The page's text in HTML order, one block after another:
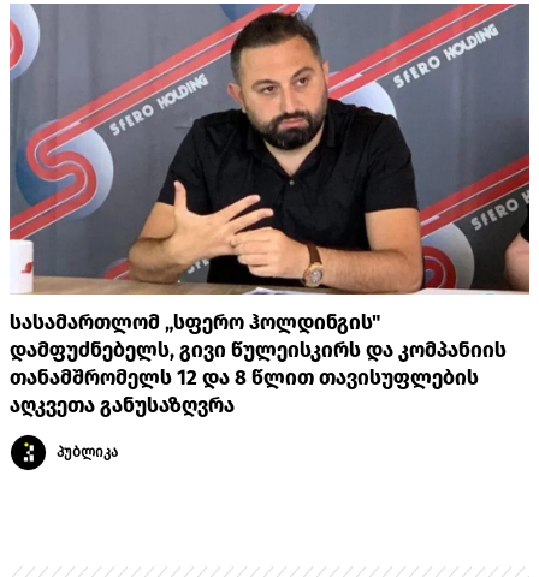
სასამართლომ „სფერო ჰოლდინგის"
დამფუძნებელს, გივი წულეისკირს და კომპანიის
თანამშრომელს 12 და 8 წლით თავისუფლების
აღკვეთა განუსაზღვრა
პუბლიკა